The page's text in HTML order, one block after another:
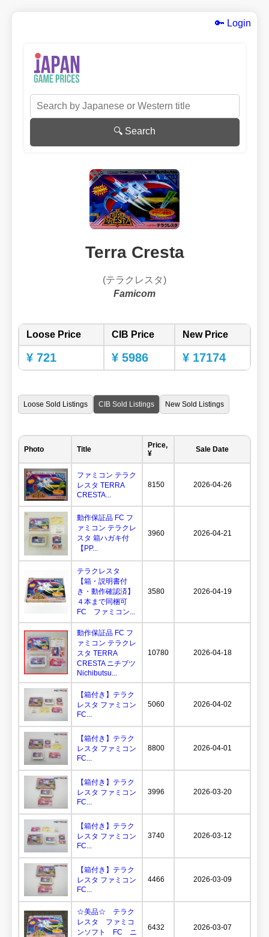
🔑 Login
🔍 Search
Terra Cresta
(テラクレスタ)
Famicom
Loose Price CIB Price New Price
¥ 721 ¥ 5986 ¥ 17174
Loose Sold Listings CIB Sold Listings New Sold Listings
Photo Title
Price,
¥
Sale Date
ファミコン テラク
レスタ TERRA
CRESTA...
8150 2026-04-26
動作保証品 FC フ
ァミコン テラクレ
スタ 箱ハガキ付
【PP...
3960 2026-04-21
テラクレスタ
【箱・説明書付
き・動作確認済】
４本まで同梱可
FC ファミコン...
3580 2026-04-19
動作保証品 FC フ
ァミコン テラクレ
スタ TERRA
CRESTA ニチブツ
Nichibutsu...
10780 2026-04-18
【箱付き】テラク
レスタ ファミコン
FC...
5060 2026-04-02
【箱付き】テラク
レスタ ファミコン
FC...
8800 2026-04-01
【箱付き】テラク
レスタ ファミコン
FC...
3996 2026-03-20
【箱付き】テラク
レスタ ファミコン
FC...
3740 2026-03-12
【箱付き】テラク
レスタ ファミコン
FC...
4466 2026-03-09
☆美品☆ テラク
レスタ ファミコ
ンソフト FC ニ
6432 2026-03-07